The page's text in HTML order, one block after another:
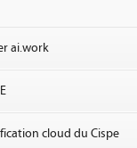
ai.work
cloud du Cispe